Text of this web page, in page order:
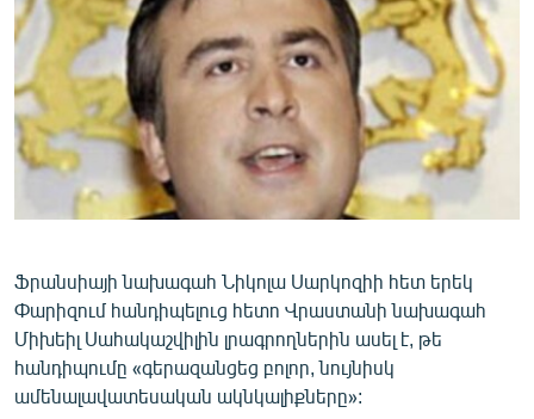
ՄԻՋԱԶԳԱՅԻՆ
ՄՇԱԿՈՒՅԹ
ՍՊՈՐՏ
ՄԵԿՆԱԲԱՆՈՒԹՅՈՒՆ
ՏՏ ԵՒ ԻՆՏԵՐՆԵՏ
ԱՐԽԻՎ
ՏԵՍԱՆՅՈՒԹԵՐ
ԲԱՆԱՎԵՃ
ՁԳՏԵԼՈՎ ԼԱՎԱԳՈՒՅՆԻՆ
Ֆրանսիայի նախագահ Նիկոլա Սարկոզիի հետ երեկ
Փարիզում հանդիպելուց հետո Վրաստանի նախագահ
Միխեիլ Սահակաշվիլին լրագրողներին ասել է, թե
հանդիպումը «գերազանցեց բոլոր, նույնիսկ
ամենալավատեսական ակնկալիքները»: